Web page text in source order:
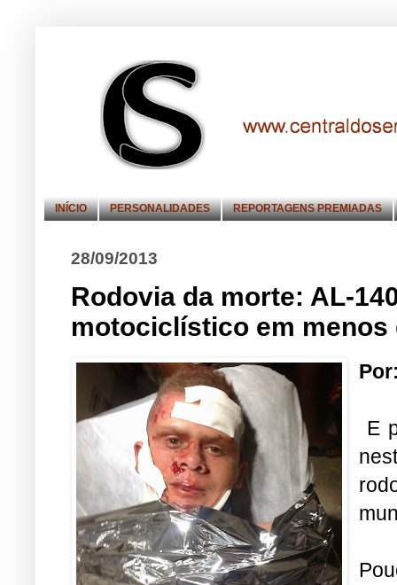
INÍCIO PERSONALIDADES REPORTAGENS PREMIADAS
28/09/2013
Rodovia da morte: AL-
motociclístico em menos
E